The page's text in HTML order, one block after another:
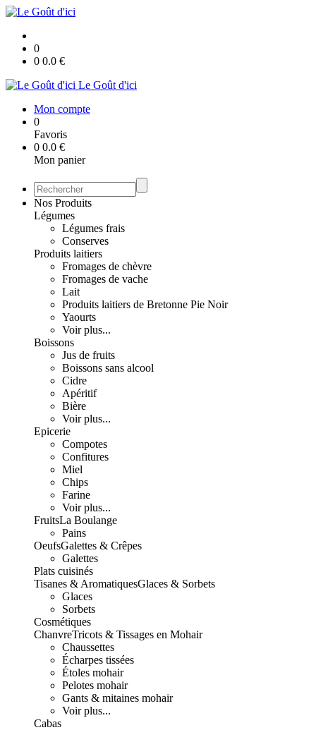
0
0 0.0 €
Le Goût d'ici
Mon compte
0
Favoris
0 0.0 €
Mon panier
Nos Produits
Légumes
Légumes frais
Conserves
Produits laitiers
Fromages de chèvre
Fromages de vache
Lait
Produits laitiers de Bretonne Pie Noir
Yaourts
Voir plus...
Boissons
Jus de fruits
Boissons sans alcool
Cidre
Apéritif
Bière
Voir plus...
Epicerie
Compotes
Confitures
Miel
Chips
Farine
Voir plus...
FruitsLa Boulange
Pains
OeufsGalettes & Crêpes
Galettes
Plats cuisinés
Tisanes & AromatiquesGlaces & Sorbets
Glaces
Sorbets
Cosmétiques
ChanvreTricots & Tissages en Mohair
Chaussettes
Écharpes tissées
Étoles mohair
Pelotes mohair
Gants & mitaines mohair
Voir plus...
Cabas